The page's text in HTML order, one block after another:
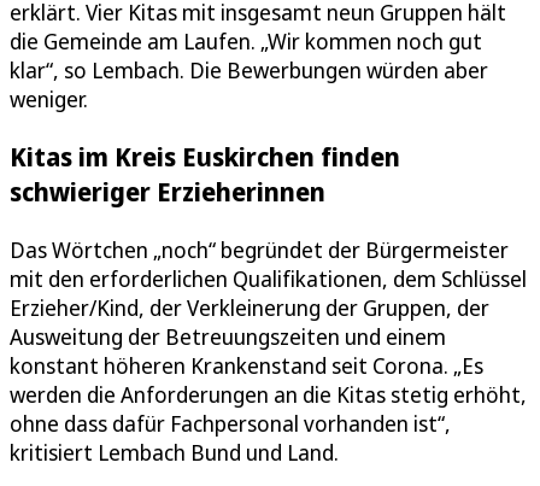
erklärt. Vier Kitas mit insgesamt neun Gruppen hält
die Gemeinde am Laufen. „Wir kommen noch gut
klar“, so Lembach. Die Bewerbungen würden aber
weniger.
Kitas im Kreis Euskirchen finden
schwieriger Erzieherinnen
Das Wörtchen „noch“ begründet der Bürgermeister
mit den erforderlichen Qualifikationen, dem Schlüssel
Erzieher/Kind, der Verkleinerung der Gruppen, der
Ausweitung der Betreuungszeiten und einem
konstant höheren Krankenstand seit Corona. „Es
werden die Anforderungen an die Kitas stetig erhöht,
ohne dass dafür Fachpersonal vorhanden ist“,
kritisiert Lembach Bund und Land.